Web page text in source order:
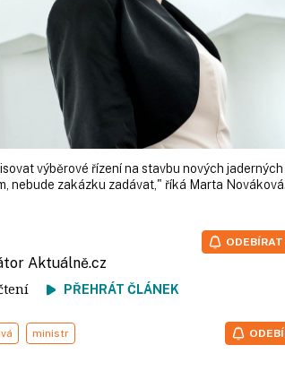
výběrové řízení na stavbu nových jaderných
nebude zakázku zadávat," říká Marta Nováková.
Aktuálně.cz
čtení PŘEHRÁT ČLÁNEK
ministr